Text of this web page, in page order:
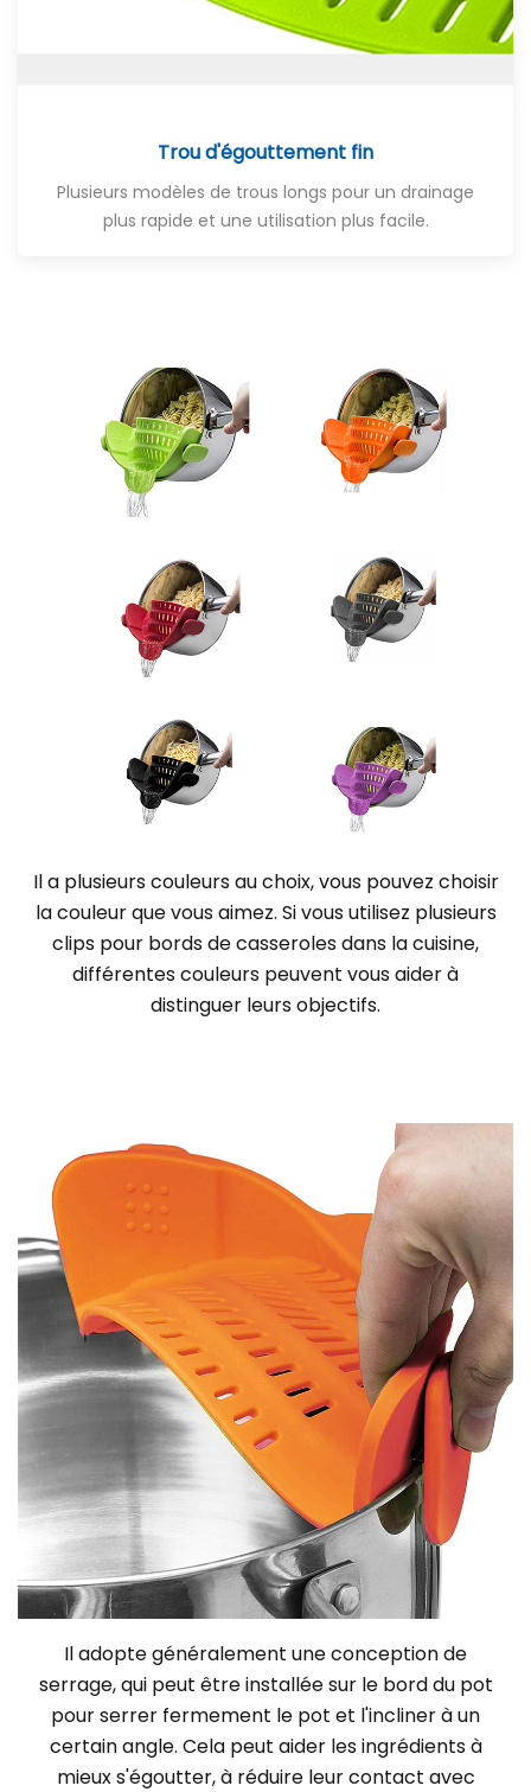
Trou d'égouttement fin
Plusieurs modèles de trous longs pour un drainage
plus rapide et une utilisation plus facile.
Il a plusieurs couleurs au choix, vous pouvez choisir
la couleur que vous aimez. Si vous utilisez plusieurs
clips pour bords de casseroles dans la cuisine,
différentes couleurs peuvent vous aider à
distinguer leurs objectifs.
Il adopte généralement une conception de
serrage, qui peut être installée sur le bord du pot
pour serrer fermement le pot et l'incliner à un
certain angle. Cela peut aider les ingrédients à
mieux s'égoutter, à réduire leur contact avec